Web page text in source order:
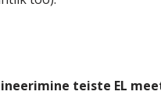
teiste EL